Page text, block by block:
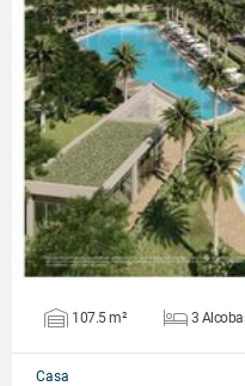
107.5 m² 3
Casa